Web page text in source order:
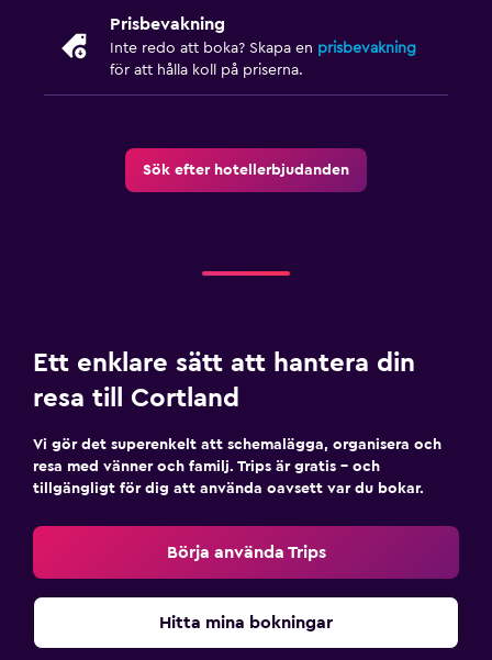
Prisbevakning
Inte redo att boka? Skapa en prisbevakning
för att hålla koll på priserna.
Sök efter hotellerbjudanden
Ett enklare sätt att hantera din
resa till Cortland
Vi gör det superenkelt att schemalägga, organisera och
resa med vänner och familj. Trips är gratis – och
tillgängligt för dig att använda oavsett var du bokar.
Börja använda Trips
Hitta mina bokningar